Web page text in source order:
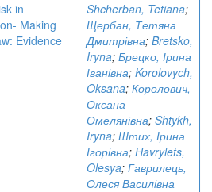
in
Making
Evidence
Shcherban, Tetiana;
Щербан, Тетяна
Дмитрівна; Bretsko,
Iryna; Брецко, Ірина
Іванівна; Korolovych,
Oksana; Королович,
Оксана
Омелянівна; Shtykh,
Iryna; Штих, Ірина
Ігорівна; Havrylets,
Olesya; Гаврилець,
Олеся Василівна